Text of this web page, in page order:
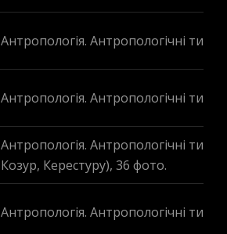
Антропологія. Антропологічні
Антропологія. Антропологічні
Антропологія. Антропологічні
Козур, Керестуру), 36 фото.
Антропологія. Антропологічні